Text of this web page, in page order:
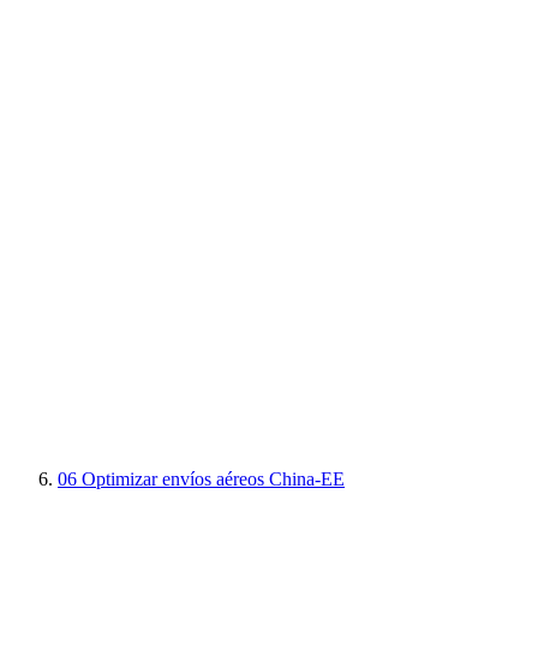
06 Optimizar envíos aéreos China-EE